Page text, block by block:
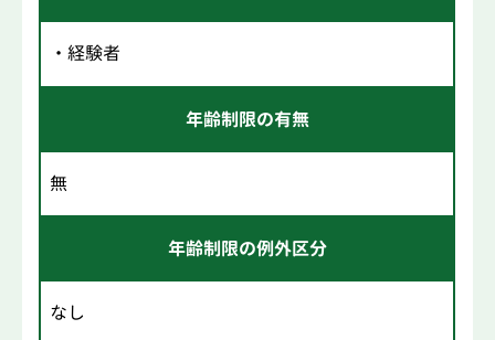
・経験者
年齢制限の有無
無
年齢制限の例外区分
なし